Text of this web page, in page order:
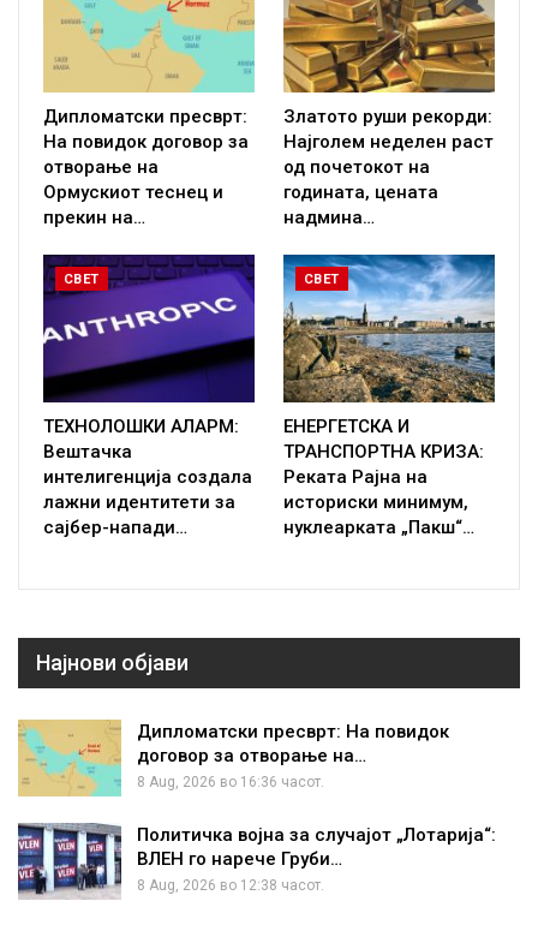
Дипломатски пресврт:
На повидок договор за
отворање на
Ормускиот теснец и
прекин на…
Златото руши рекорди:
Најголем неделен раст
од почетокот на
годината, цената
надмина…
СВЕТ
ТЕХНОЛОШКИ АЛАРМ:
Вештачка
интелигенција создала
лажни идентитети за
сајбер-напади…
СВЕТ
ЕНЕРГЕТСКА И
ТРАНСПОРТНА КРИЗА:
Реката Рајна на
историски минимум,
нуклеарката „Пакш“…
Најнови објави
Дипломатски пресврт: На повидок
договор за отворање на…
8 Aug, 2026 во 16:36 часот.
Политичка војна за случајот „Лотарија“:
ВЛЕН го нарече Груби…
8 Aug, 2026 во 12:38 часот.